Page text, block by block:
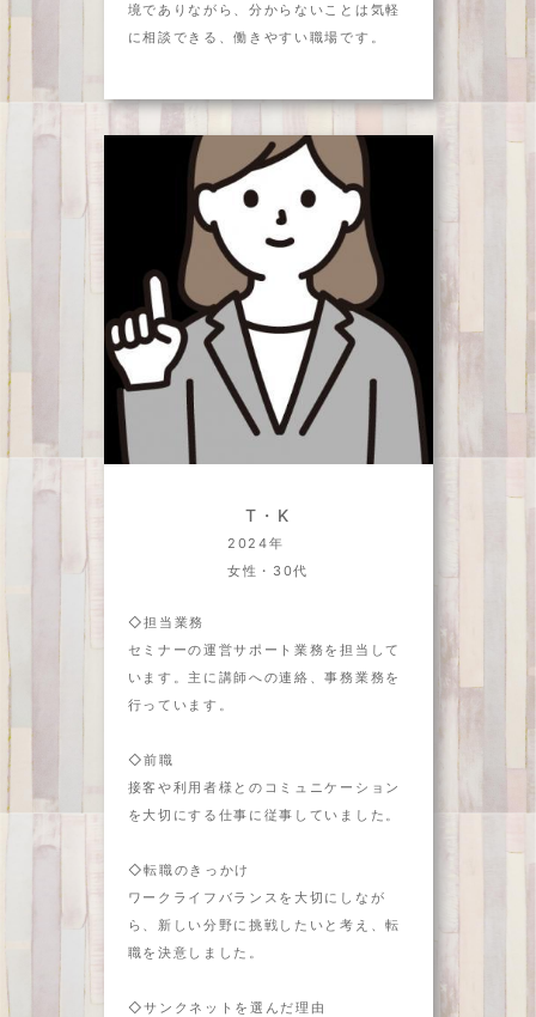
境でありながら、分からないことは気軽
に相談できる、働きやすい職場です。
T・K
2024年
女性・30代
◇担当業務
セミナーの運営サポート業務を担当して
います。主に講師への連絡、事務業務を
行っています。
◇前職
接客や利用者様とのコミュニケーション
を大切にする仕事に従事していました。
◇転職のきっかけ
ワークライフバランスを大切にしなが
ら、新しい分野に挑戦したいと考え、転
職を決意しました。
◇サンクネットを選んだ理由